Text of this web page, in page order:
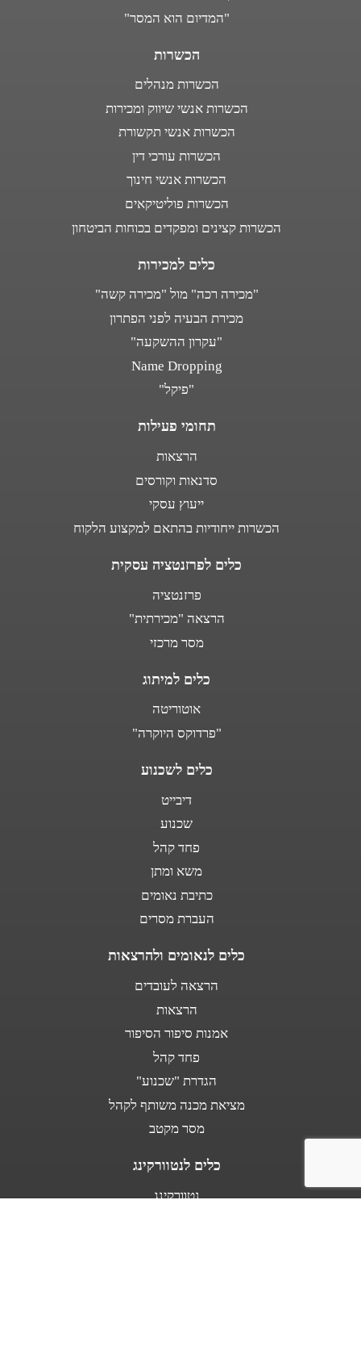
"המדיום הוא המסר"
הכשרות
הכשרות מנהלים
הכשרות אנשי שיווק ומכירות
הכשרות אנשי תקשורת
הכשרות עורכי דין
הכשרות אנשי חינוך
הכשרות פוליטיקאים
הכשרות קצינים ומפקדים בכוחות הביטחון
כלים למכירות
"מכירה רכה" מול "מכירה קשה"
מכירת הבעיה לפני הפתרון
"עקרון ההשקעה"
Name Dropping
"פיקל"
תחומי פעילות
הרצאות
סדנאות וקורסים
ייעוץ עסקי
הכשרות ייחודיות בהתאם למקצוע הלקוח
כלים לפרזנטציה עסקית
פרזנטציה
הרצאה "מכירתית"
מסר מרכזי
כלים למיתוג
אוטוריטה
"פרדוקס היוקרה"
כלים לשכנוע
דיבייט
שכנוע
פחד קהל
משא ומתן
כתיבת נאומים
העברת מסרים
כלים לנאומים ולהרצאות
הרצאה לעובדים
הרצאות
אמנות סיפור הסיפור
פחד קהל
הגדרת "שכנוע"
מציאת מכנה משותף לקהל
מסר מקטב
כלים לנטוורקינג
נטוורקינג